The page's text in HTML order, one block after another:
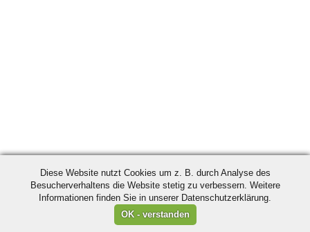
Diese Website nutzt Cookies um z. B. durch Analyse des
Besucherverhaltens die Website stetig zu verbessern. Weitere
Informationen finden Sie in unserer Datenschutzerklärung.